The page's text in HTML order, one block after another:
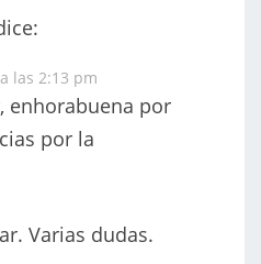
las 2:13 pm
enhorabuena por
por la
Varias dudas.